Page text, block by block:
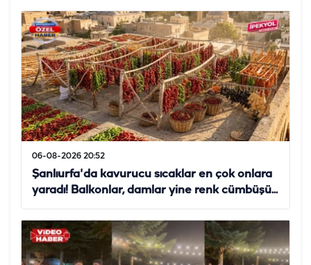
06-08-2026 20:52
Şanlıurfa'da kavurucu sıcaklar en çok onlara
yaradı! Balkonlar, damlar yine renk cümbüşü...